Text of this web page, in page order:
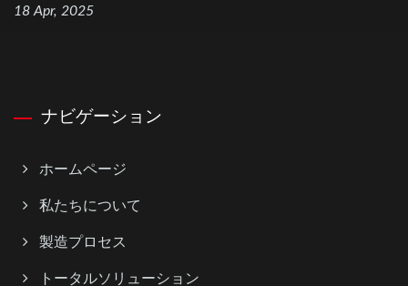
18 Apr, 2025
ナビゲーション
ホームページ
私たちについて
製造プロセス
トータルソリューション